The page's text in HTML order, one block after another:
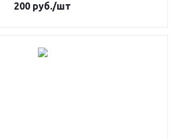
200 руб./шт